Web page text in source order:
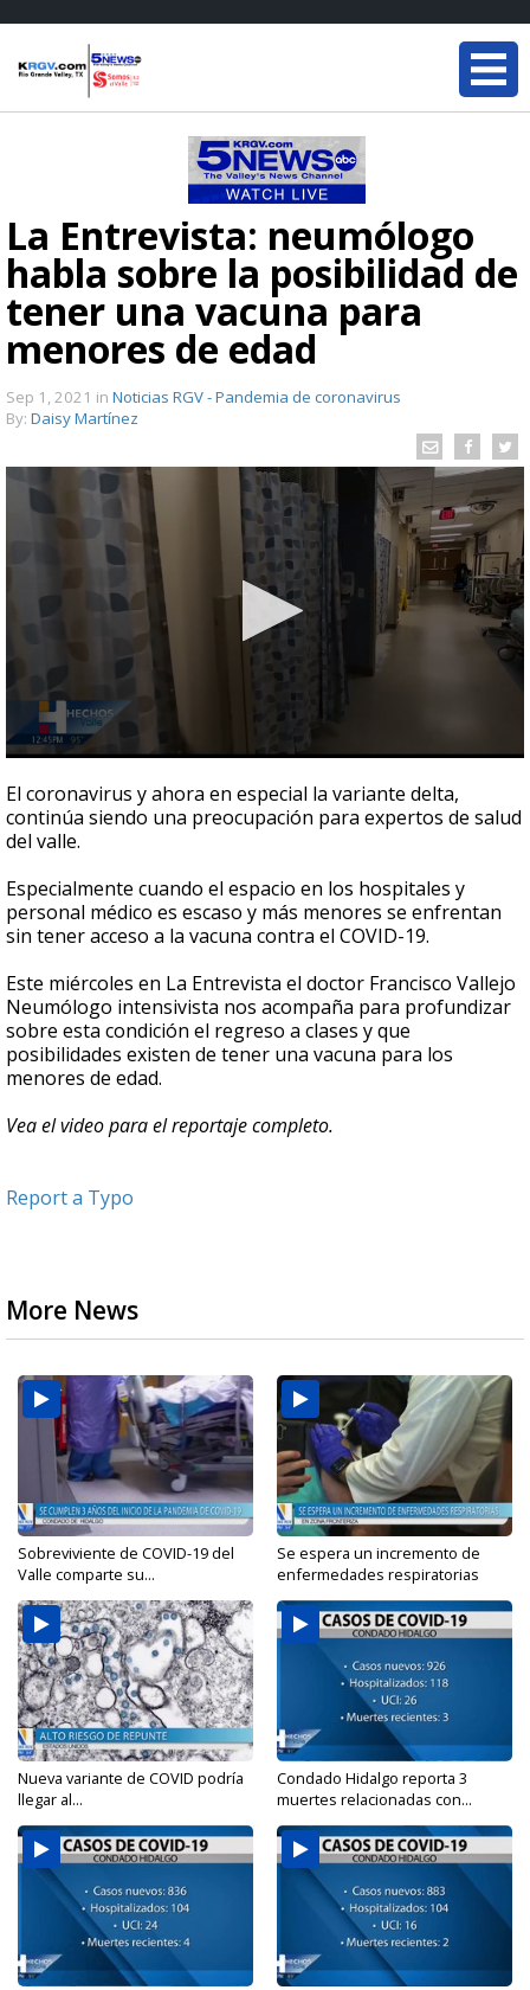
La Entrevista: neumólogo
habla sobre la posibilidad de
tener una vacuna para
menores de edad
Sep 1, 2021 in Noticias RGV - Pandemia de coronavirus
By: Daisy Martínez
seconds
of
4
minutes,
seconds
El coronavirus y ahora en especial la variante delta,
continúa siendo una preocupación para expertos de salud
del valle.
Especialmente cuando el espacio en los hospitales y
personal médico es escaso y más menores se enfrentan
sin tener acceso a la vacuna contra el COVID-19.
Este miércoles en La Entrevista el doctor Francisco Vallejo
Neumólogo intensivista nos acompaña para profundizar
sobre esta condición el regreso a clases y que
posibilidades existen de tener una vacuna para los
menores de edad.
Vea el video para el reportaje completo.
Report a Typo
More News
Sobreviviente de COVID-19 del
Valle comparte su...
Se espera un incremento de
enfermedades respiratorias
Nueva variante de COVID podría
llegar al...
Condado Hidalgo reporta 3
muertes relacionadas con...